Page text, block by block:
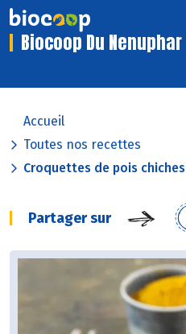
Biocoop Du Nenuphar
Accueil
Toutes nos recettes
Croquettes de pois chiches
Partager sur